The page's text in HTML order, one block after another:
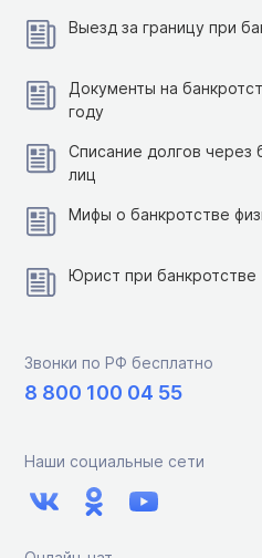
Выезд за границу при
Документы на
году
Списание долгов через
лиц
Мифы о банкротстве
Юрист при банкротстве
Звонки по РФ бесплатно
8 800 100 04 55
Наши социальные сети